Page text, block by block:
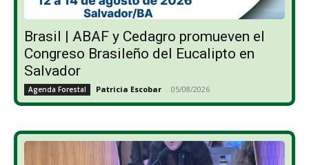
Brasil | ABAF y Cedagro promueven el
Congreso Brasileño del Eucalipto en
Salvador
Agenda Forestal Patricia Escobar - 05/08/2026